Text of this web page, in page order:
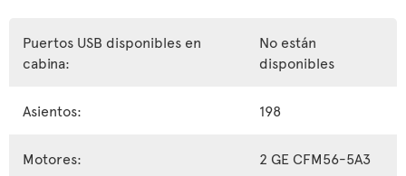
Puertos USB disponibles en
cabina:
No están
disponibles
Asientos: 198
Motores: 2 GE CFM56-5A3